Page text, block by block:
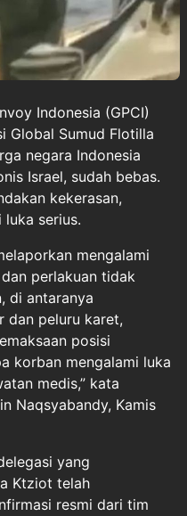
Indonesia (GPCI)
Global Sumud Flotilla
negara Indonesia
Israel, sudah bebas.
kekerasan,
luka serius.
mengalami
perlakuan tidak
di antaranya
dan peluru karet,
posisi
korban mengalami luka
medis,” kata
Naqsyabandy, Kamis
yang
Ktziot telah
resmi dari tim